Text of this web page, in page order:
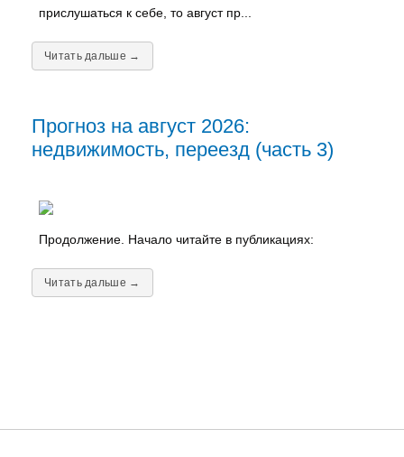
прислушаться к себе, то август пр...
Читать дальше →
Прогноз на август 2026:
недвижимость, переезд (часть 3)
Продолжение. Начало читайте в публикациях:
Читать дальше →